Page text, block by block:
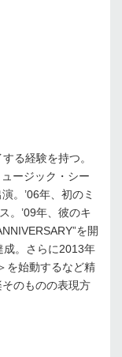
る経験を持つ。
ージック・シー
。’06年、初のミ
。’09年、彼のキ
を開
成。さらに2013年
を始動するなど精
のものの表現方